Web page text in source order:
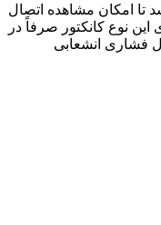
تا امکان مشاهده اتصال
نوع کانکتور صرفاً در